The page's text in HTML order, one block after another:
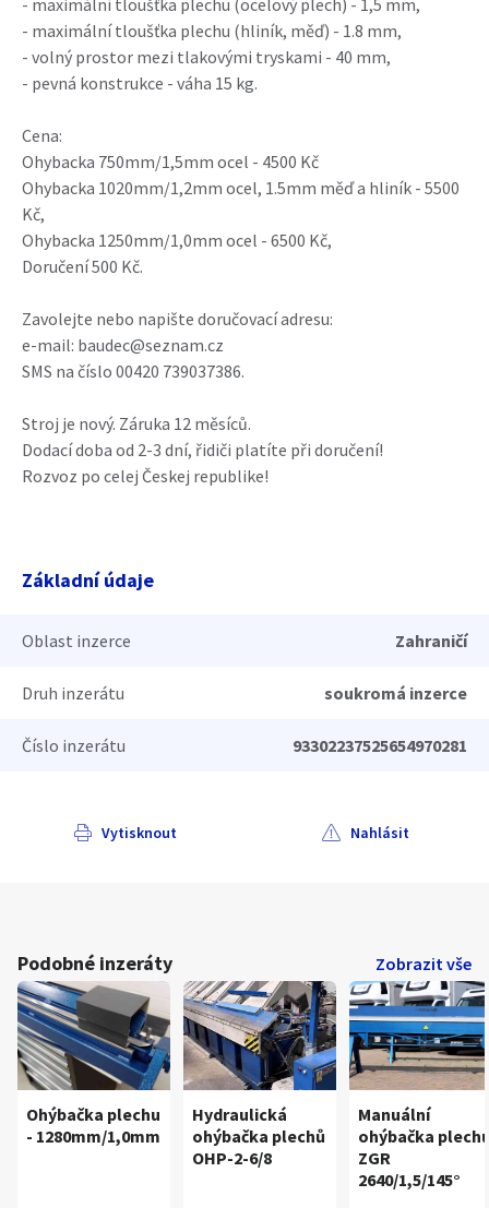
- maximální tloušťka plechu (ocelový plech) - 1,5 mm,
- maximální tloušťka plechu (hliník, měď) - 1.8 mm,
- volný prostor mezi tlakovými tryskami - 40 mm,
- pevná konstrukce - váha 15 kg.
Cena:
Ohybacka 750mm/1,5mm ocel - 4500 Kč
Ohybacka 1020mm/1,2mm ocel, 1.5mm měď a hliník - 5500
Kč,
Ohybacka 1250mm/1,0mm ocel - 6500 Kč,
Doručení 500 Kč.
Zavolejte nebo napište doručovací adresu:
e-mail: baudec@seznam.cz
SMS na číslo 00420 739037386.
Stroj je nový. Záruka 12 měsíců.
Dodací doba od 2-3 dní, řidiči platíte při doručení!
Rozvoz po celej Českej republike!
Základní údaje
Oblast inzerce Zahraničí
Druh inzerátu soukromá inzerce
Číslo inzerátu 93302237525654970281
Vytisknout Nahlásit
Podobné inzeráty Zobrazit vše
Ohýbačka plechu
- 1280mm/1,0mm
Hydraulická
ohýbačka plechů
OHP-2-6/8
Manuální
ohýbačka
ZGR
2640/1,5/145°